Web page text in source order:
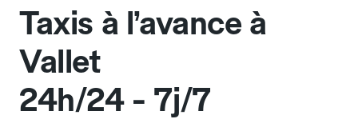
Taxis à l’avance à
Vallet
24h/24 - 7j/7